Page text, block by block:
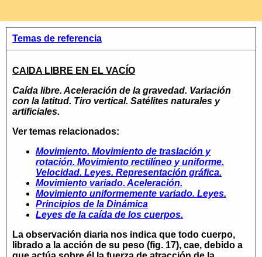
Temas de referencia
CAlDA LIBRE EN EL VACÍO
Caída libre. Aceleración de la gravedad. Variación
con la latitud. Tiro vertical. Satélites naturales y
artificiales.
Ver temas relacionados:
Movimiento. Movimiento de traslación y
rotación. Movimiento rectilíneo y uniforme.
Velocidad. Leyes. Representación gráfica.
Movimiento variado. Aceleración.
Movimiento uniformemente variado. Leyes.
Principios de la Dinámica
Leyes de la caída de los cuerpos.
La observación diaria nos indica que todo cuerpo,
librado a la acción de su peso (fig. 17), cae, debido a